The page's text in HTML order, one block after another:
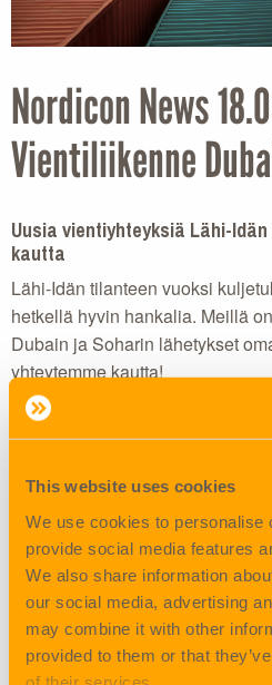
This website uses cookies
We use cookies to personalise
provide social media features
We also share information
our social media, advertising
may combine it with other
provided to them or that
Nordicon News
Vientiliikenne
Uusia vientiyhteyksiä Lähi-
kautta
Lähi-Idän tilanteen vuoksi
hetkellä hyvin hankalia. Meillä
Dubain ja Soharin lähetykset
yhteytemme kautta!
Rahtihinnat Dubaihin ja
CFS Helsinki – CFS Nhava
rahti
+ alla olevat rahdit CFS Nhava
CFS Dubai– USD 140 / w/m